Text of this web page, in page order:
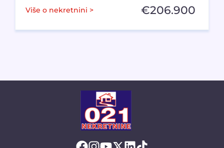
Više o nekretnini > €206.900